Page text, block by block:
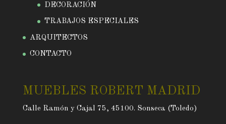
DECORACIÓN
TRABAJOS ESPECIALES
ARQUITECTOS
CONTACTO
MUEBLES ROBERT MADRID
Calle Ramón y Cajal 75, 45100. Sonseca (Toledo)